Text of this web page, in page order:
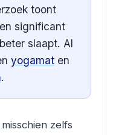
toont
significant
slaapt. Al
yogamat en
.
zelfs